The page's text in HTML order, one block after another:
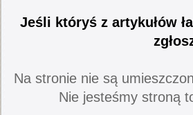
Jeśli któryś z artykułów
Na stronie nie są
Nie jesteśmy stroną